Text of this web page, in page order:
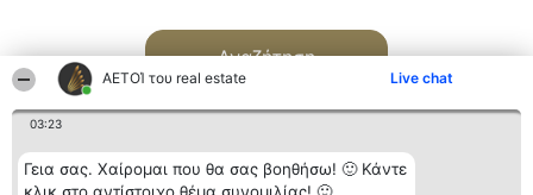
ΑΕΤΟΊ του real estate Live chat
03:23
Γεια σας. Χαίρομαι που θα σας βοηθήσω! 🙂 Κάντε
Αναζήτηση